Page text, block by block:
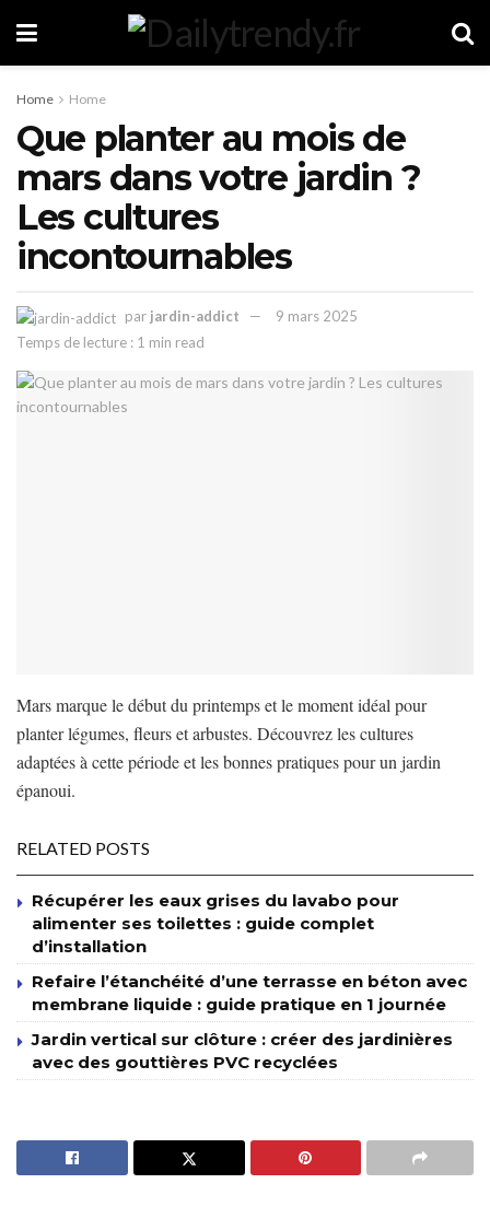
Home Home
Que planter au mois de
mars dans votre jardin ?
Les cultures
incontournables
par jardin-addict
9 mars 2025
Temps de lecture : 1 min read
Mars marque le début du printemps et le moment idéal pour
planter légumes, fleurs et arbustes. Découvrez les cultures
adaptées à cette période et les bonnes pratiques pour un jardin
épanoui.
RELATED POSTS
Récupérer les eaux grises du lavabo pour
alimenter ses toilettes : guide complet
d’installation
Refaire l’étanchéité d’une terrasse en béton avec
membrane liquide : guide pratique en 1 journée
Jardin vertical sur clôture : créer des jardinières
avec des gouttières PVC recyclées